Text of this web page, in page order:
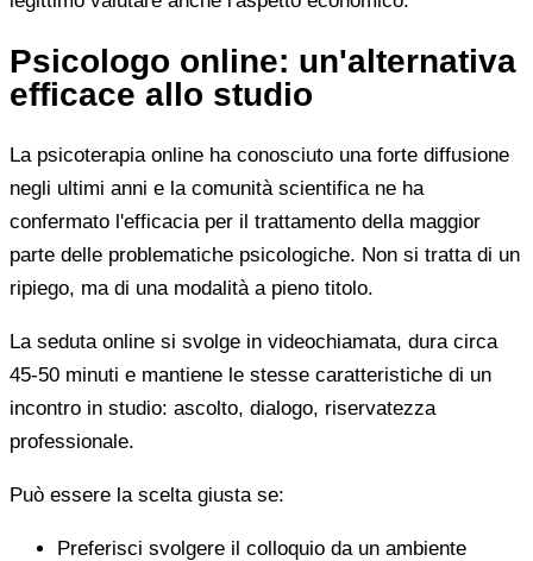
Psicologo online: un'alternativa
efficace allo studio
La psicoterapia online ha conosciuto una forte diffusione
negli ultimi anni e la comunità scientifica ne ha
confermato l'efficacia per il trattamento della maggior
parte delle problematiche psicologiche. Non si tratta di un
ripiego, ma di una modalità a pieno titolo.
La seduta online si svolge in videochiamata, dura circa
45-50 minuti e mantiene le stesse caratteristiche di un
incontro in studio: ascolto, dialogo, riservatezza
professionale.
Può essere la scelta giusta se:
Preferisci svolgere il colloquio da un ambiente